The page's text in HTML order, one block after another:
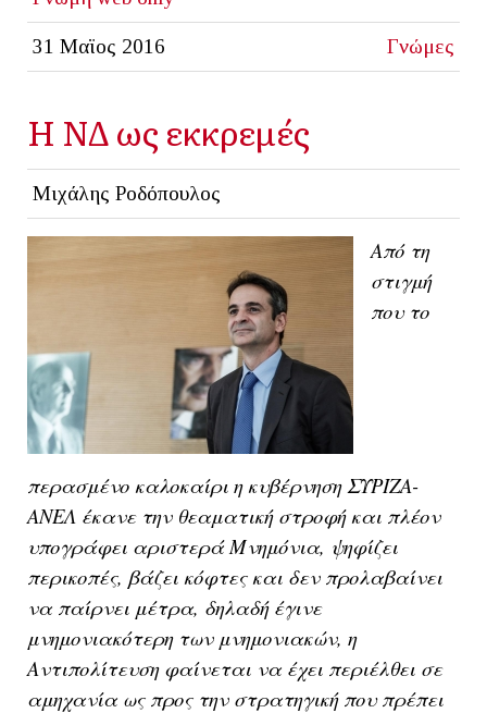
31 Μαϊος 2016 Γνώμες
Η ΝΔ ως εκκρεμές
Μιχάλης Ροδόπουλος
Από τη
στιγμή
που το
περασμένο καλοκαίρι η κυβέρνηση ΣΥΡΙΖΑ-
ΑΝΕΛ έκανε την θεαματική στροφή και πλέον
υπογράφει αριστερά Μνημόνια, ψηφίζει
περικοπές, βάζει κόφτες και δεν προλαβαίνει
να παίρνει μέτρα, δηλαδή έγινε
μνημονιακότερη των μνημονιακών, η
Αντιπολίτευση φαίνεται να έχει περιέλθει σε
αμηχανία ως προς την στρατηγική που πρέπει